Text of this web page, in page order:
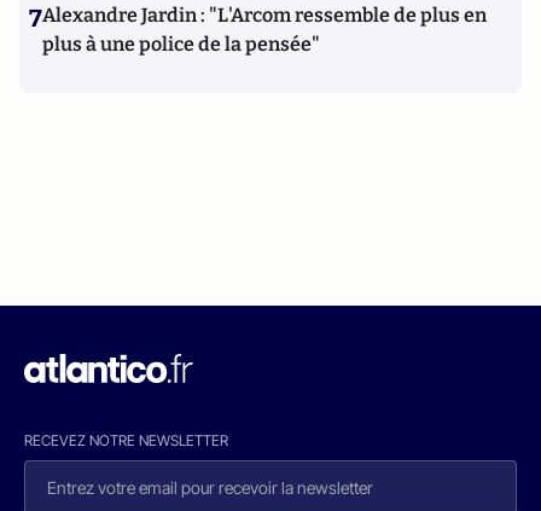
7Alexandre Jardin : "L'Arcom ressemble de plus en
plus à une police de la pensée"
RECEVEZ NOTRE NEWSLETTER